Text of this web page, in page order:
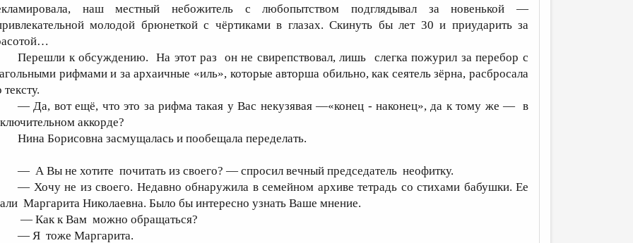
наш местный небожитель с любопытством подглядывал за новенькой —
молодой брюнеткой с чёртиками в глазах. Скинуть бы лет 30 и приударить за
Перешли к обсуждению. На этот раз он не свирепствовал, лишь слегка пожурил за перебор с
рифмами и за архаичные «иль», которые авторша обильно, как сеятель зёрна, расбросала
тексту.
— Да, вот ещё, что это за рифма такая у Вас некузявая —«конец - наконец», да к тому же — в
аккорде?
Нина Борисовна засмущалась и пообещала переделать.
— А Вы не хотите почитать из своего? — спросил вечный председатель неофитку.
— Хочу не из своего. Недавно обнаружила в семейном архиве тетрадь со стихами бабушки. Ее
Маргарита Николаевна. Было бы интересно узнать Ваше мнение.
— Как к Вам можно обращаться?
— Я тоже Маргарита.